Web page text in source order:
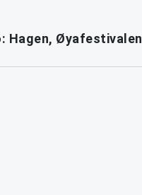
Hagen, Øyafestivalen